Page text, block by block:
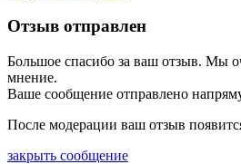
Отзыв отправлен
Большое спасибо за ваш отзыв. Мы
мнение.
Ваше сообщение отправлено
После модерации ваш отзыв
закрыть сообщение